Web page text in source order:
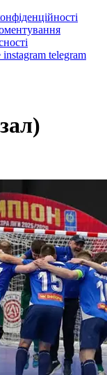
instagram telegram